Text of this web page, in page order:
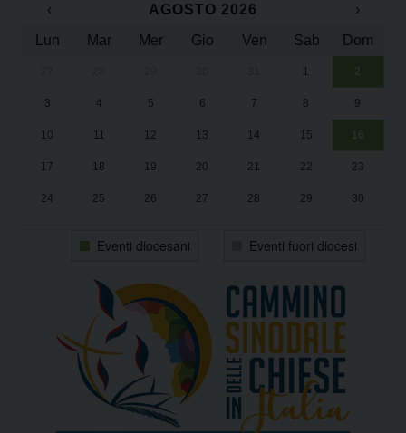
‹ AGOSTO 2026
›
Lun
Mar Mer Gio Ven Sab Dom
1 2
3 4 5 6 7 8 9
10 11 12 13 14 15 16
17 18 19 20 21 22 23
24 25 26 27 28 29 30
Eventi diocesani Eventi fuori diocesi